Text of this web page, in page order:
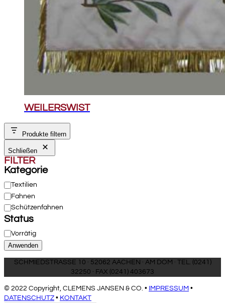
WEILERSWIST
Produkte filtern
Schließen
FILTER
Kategorie
Kategorie
Textilien
Fahnen
Schützenfahnen
Status
Status
Vorrätig
Anwenden
SCHMIEDSTRASSE 10 · 52062 AACHEN · AM DOM · TEL. (0241)
32250 · FAX (0241) 403673
© 2022 Copyright, CLEMENS JANSEN & CO. • IMPRESSUM •
DATENSCHUTZ • KONTAKT